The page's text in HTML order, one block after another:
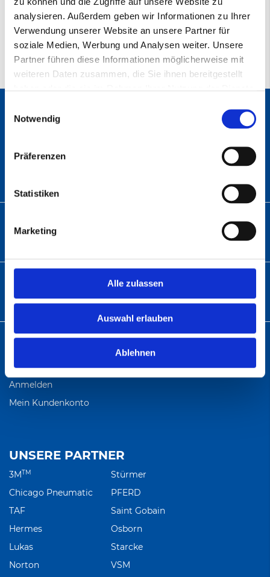
analysieren. Außerdem geben wir Informationen zu Ihrer
Verwendung unserer Website an unsere Partner für
soziale Medien, Werbung und Analysen weiter. Unsere
Partner führen diese Informationen möglicherweise mit
weiteren Daten zusammen, die Sie ihnen bereitgestellt
Notwendig
Präferenzen
Statistiken
Marketing
Alle zulassen
Auswahl erlauben
Ablehnen
AB-STR
50mm Drm. mit 6mm Schaft
Abratec GmbH
info@abratec.de
Registrieren
Anmelden
Mein Kundenkonto
UNSERE PARTNER
3MTM
Chicago Pneumatic
TAF
Hermes
Lukas
Norton
Stürmer
PFERD
Saint Gobain
Osborn
Starcke
VSM